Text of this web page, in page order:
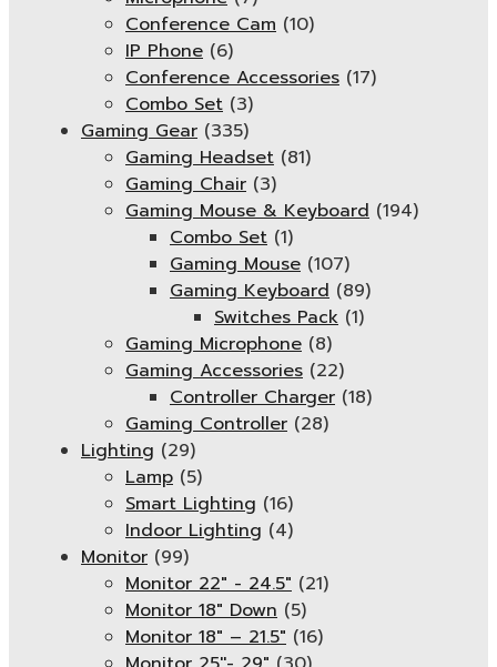
Conference Cam (10)
IP Phone (6)
Conference Accessories (17)
Combo Set (3)
Gaming Gear (335)
Gaming Headset (81)
Gaming Chair (3)
Gaming Mouse & Keyboard (194)
Combo Set (1)
Gaming Mouse (107)
Gaming Keyboard (89)
Switches Pack (1)
Gaming Microphone (8)
Gaming Accessories (22)
Controller Charger (18)
Gaming Controller (28)
Lighting (29)
Lamp (5)
Smart Lighting (16)
Indoor Lighting (4)
Monitor (99)
Monitor 22" - 24.5" (21)
Monitor 18" Down (5)
Monitor 18″ – 21.5″ (16)